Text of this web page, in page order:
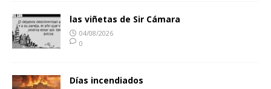
las viñetas de Sir Cámara
04/08/2026
0
Días incendiados